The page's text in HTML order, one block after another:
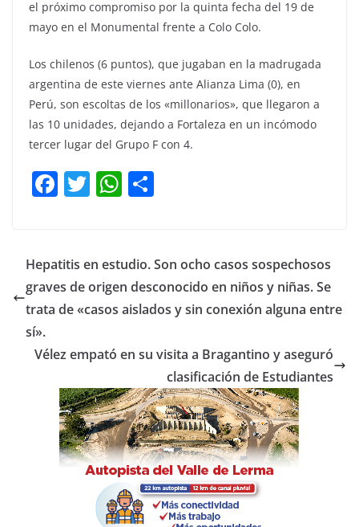
el próximo compromiso por la quinta fecha del 19 de
mayo en el Monumental frente a Colo Colo.
Los chilenos (6 puntos), que jugaban en la madrugada
argentina de este viernes ante Alianza Lima (0), en
Perú, son escoltas de los «millonarios», que llegaron a
las 10 unidades, dejando a Fortaleza en un incómodo
tercer lugar del Grupo F con 4.
F
e
b
o
k
T
er
W
s
A
p
p
ar
tir
Hepatitis en estudio. Son ocho casos sospechosos
graves de origen desconocido en niños y niñas. Se
trata de «casos aislados y sin conexión alguna entre
sí».
Vélez empató en su visita a Bragantino y aseguró
clasificación de Estudiantes